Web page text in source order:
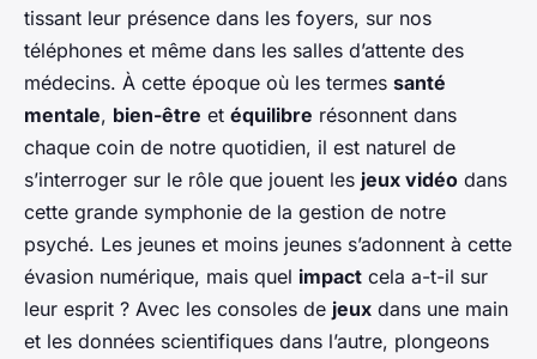
tissant leur présence dans les foyers, sur nos
téléphones et même dans les salles d’attente des
médecins. À cette époque où les termes santé
mentale, bien-être et équilibre résonnent dans
chaque coin de notre quotidien, il est naturel de
s’interroger sur le rôle que jouent les jeux vidéo dans
cette grande symphonie de la gestion de notre
psyché. Les jeunes et moins jeunes s’adonnent à cette
évasion numérique, mais quel impact cela a-t-il sur
leur esprit ? Avec les consoles de jeux dans une main
et les données scientifiques dans l’autre, plongeons